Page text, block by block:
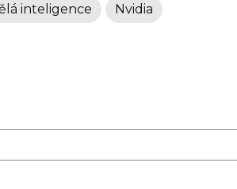
Nvidia
inteligence